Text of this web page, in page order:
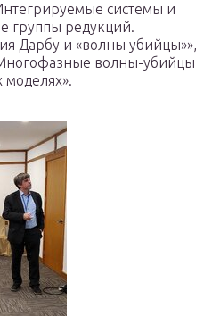
системы и
группы редукций.
Дарбу и «волны убийцы»»,
волны-убийцы
моделях».